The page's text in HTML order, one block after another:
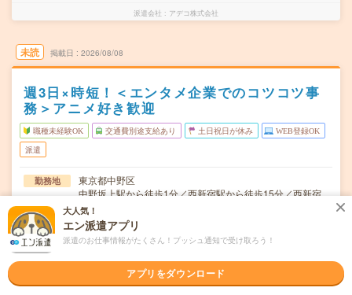
派遣会社 アデコ株式会社
未読 掲載日 2026/08/08
週3日×時短！＜エンタメ企業でのコツコツ事
務＞アニメ好き歓迎
職種未経験OK 交通費別途支給あり 土日祝日が休み WEB登録OK
派遣
勤務地
東京都中野区
中野坂上駅から徒歩1分／西新宿駅から徒歩15分／西新宿
五丁目駅から徒歩14分
曜日頻度 シフト制※土日休み！
時間
期間 2026/9/上旬～長期（3カ月以上） ★9月～OK！
大人気！
エン派遣アプリ
派遣のお仕事情報がたくさん！プッシュ通知で受け取ろう！
アプリをダウンロード